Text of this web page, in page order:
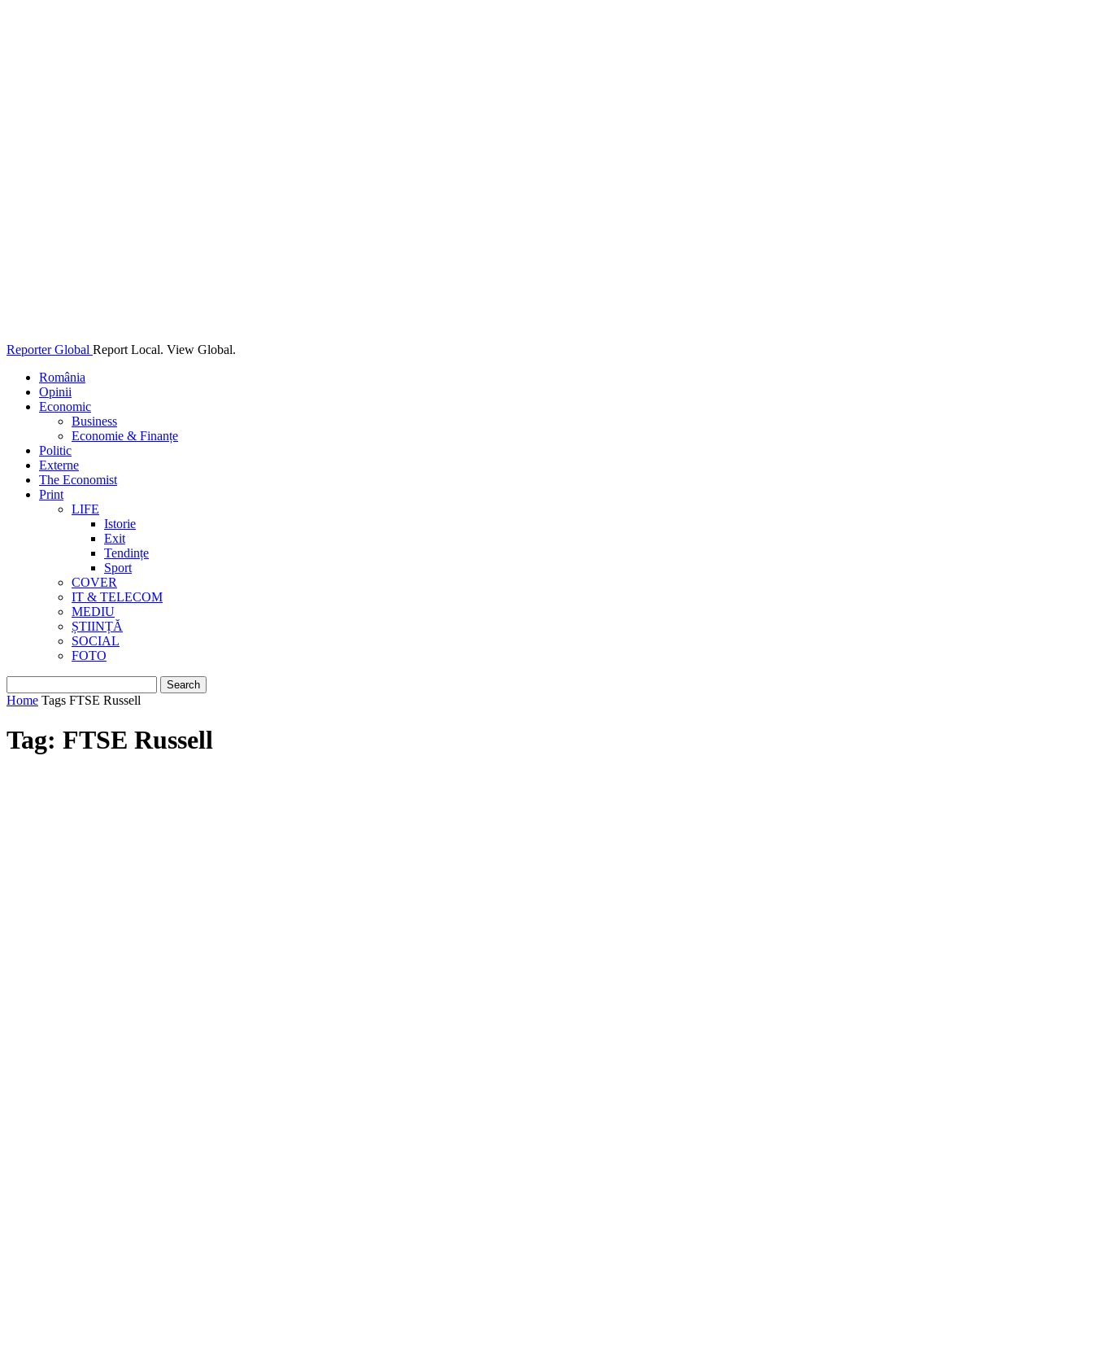
Reporter Global Report Local. View Global.
România
Opinii
Economic
Business
Economie & Finanțe
Politic
Externe
The Economist
Print
LIFE
Istorie
Exit
Tendințe
Sport
COVER
IT & TELECOM
MEDIU
ȘTIINȚĂ
SOCIAL
FOTO
Home Tags FTSE Russell
Tag: FTSE Russell